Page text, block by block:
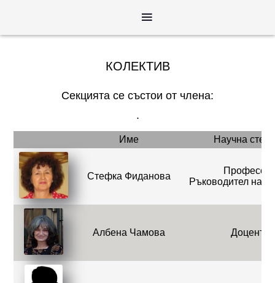
КОЛЕКТИВ
Секцията се състои от члена:
.
Име Научна
Стефка Фиданова
Професор
Ръководител на
Албена Чамова Доцент